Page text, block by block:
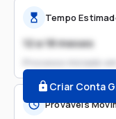
Tempo
12 a 18 meses
Processo iniciado em
Criar Conta
Prováveis